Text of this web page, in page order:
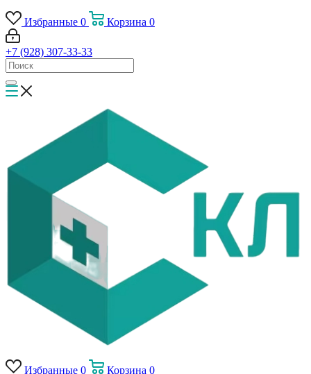
Избранные 0 Корзина 0
+7 (928) 307-33-33
Избранные 0 Корзина 0